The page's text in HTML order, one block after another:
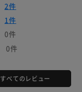
2件
1件
0件
0件
すべてのレビュー